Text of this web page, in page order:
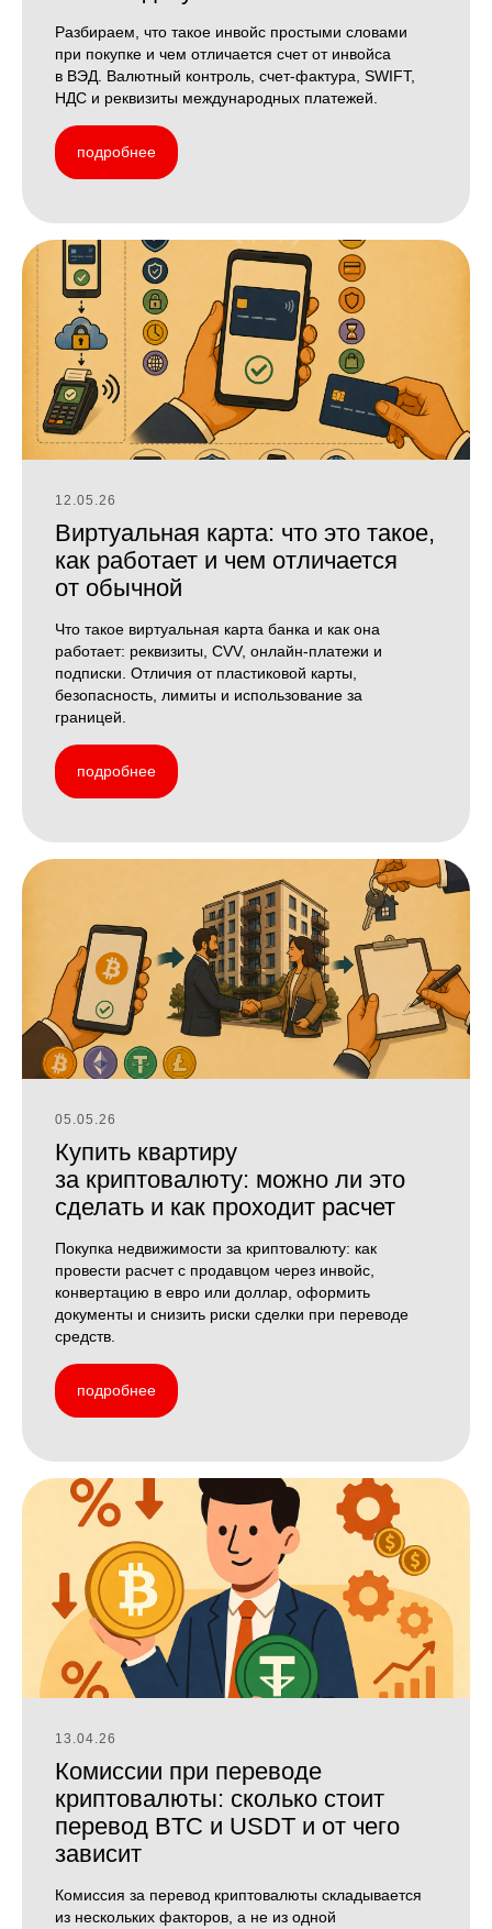
Разбираем, что такое инвойс простыми словами
при покупке и чем отличается счет от инвойса
в ВЭД. Валютный контроль, счет-фактура, SWIFT,
НДС и реквизиты международных платежей.
подробнее
12.05.26
Виртуальная карта: что это такое,
как работает и чем отличается
от обычной
Что такое виртуальная карта банка и как она
работает: реквизиты, CVV, онлайн-платежи и
подписки. Отличия от пластиковой карты,
безопасность, лимиты и использование за
границей.
подробнее
05.05.26
Купить квартиру
за криптовалюту: можно ли это
сделать и как проходит расчет
Покупка недвижимости за криптовалюту: как
провести расчет с продавцом через инвойс,
конвертацию в евро или доллар, оформить
документы и снизить риски сделки при переводе
средств.
подробнее
13.04.26
Комиссии при переводе
криптовалюты: сколько стоит
перевод BTC и USDT и от чего
зависит
Комиссия за перевод криптовалюты складывается
из нескольких факторов, а не из одной